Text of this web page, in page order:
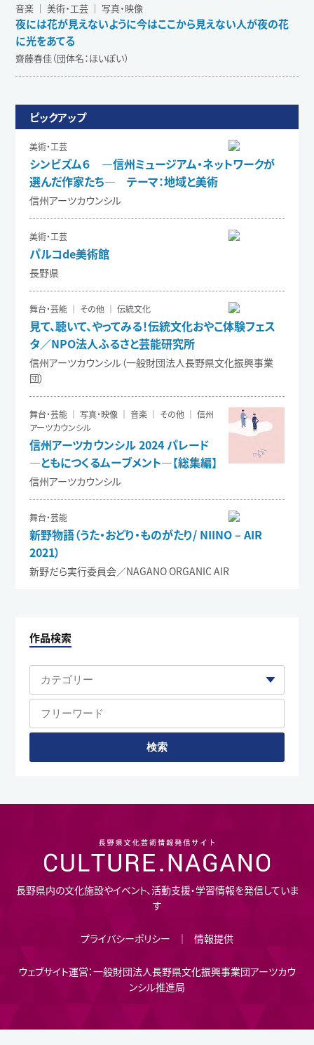
音楽 ｜ 美術・工芸 ｜ 写真・映像
夜には花が見えないように今はここから見えない人が夜の花
に光をあてる
齋藤春佳（団体名：ほいぽい）
ピックアップ
美術・工芸
シンビズム６ ―信州ミュージアム・ネットワークが
選んだ作家たち― テーマ：地域と美術
信州アーツカウンシル
美術・工芸
パルコde美術館
長野県
舞台・芸能 ｜ その他 ｜ 伝統文化
見て、聴いて、やってみる！伝統文化おやこ体験フェス
タ／NPO法人ふるさと芸能研究所
信州アーツカウンシル（一般財団法人長野県文化振興事業
団）
舞台・芸能 ｜ 写真・映像 ｜ 音楽 ｜ その他 ｜ 信州
アーツカウンシル
信州アーツカウンシル 2024 パレード
―ともにつくるムーブメント―【総集編】
信州アーツカウンシル
舞台・芸能
新野物語（うた・おどり・ものがたり/ NIINO – AIR
2021）
新野だら実行委員会／NAGANO ORGANIC AIR
作品検索
長野県内の文化施設やイベント、活動支援・学習情報を発信していま
す
プライバシーポリシー 情報提供
ウェブサイト運営：一般財団法人長野県文化振興事業団アーツカウ
ンシル推進局